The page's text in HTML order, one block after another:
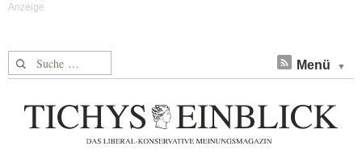
Suche nach: Menü